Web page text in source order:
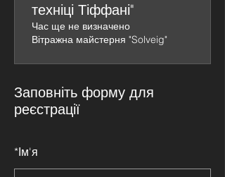
Заповніть форму для
реєстрації
*Ім'я
техніці Тіффані"
Час ще не визначено
Вітражна майстерня "Solveig"